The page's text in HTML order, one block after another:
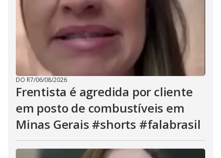
DO R7/06/08/2026
Frentista é agredida por cliente
em posto de combustíveis em
Minas Gerais #shorts #falabrasil